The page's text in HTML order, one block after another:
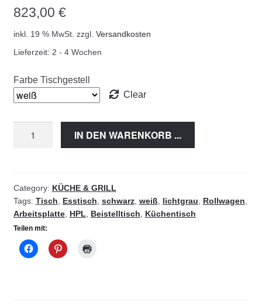
823,00 €
inkl. 19 % MwSt. zzgl. Versandkosten
Lieferzeit: 2 - 4 Wochen
Farbe Tischgestell
Clear
TO1
quantity
IN DEN WARENKORB ...
Category: KÜCHE & GRILL
Tags: Tisch Esstisch schwarz, weiß lichtgrau Rollwagen
Arbeitsplatte, HPL Beistelltisch Küchentisch
Teilen mit: